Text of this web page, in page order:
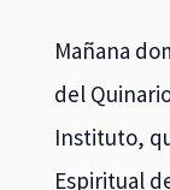
Mañana
del
Instituto,
Espiritual